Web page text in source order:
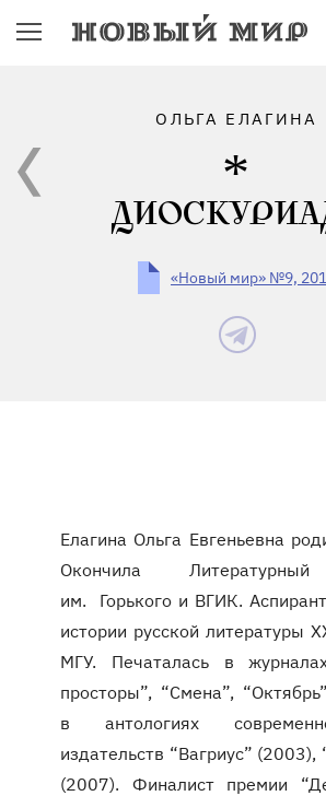
ОЛЬГА ЕЛАГИНА
«Новый мир» №9,
Елагина Ольга Евгеньевна
Окончила
им. Горького и ВГИК.
истории русской
МГУ. Печаталась в
просторы”, “Смена”,
в антологиях
издательств “Вагриус” (2003),
(2007). Финалист премии